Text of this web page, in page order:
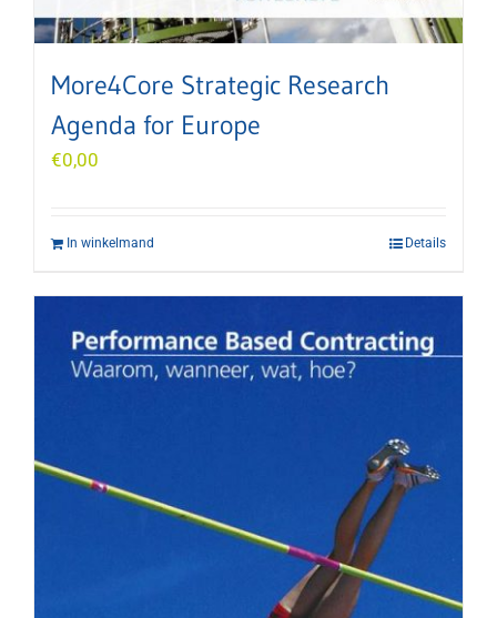
More4Core Strategic Research
Agenda for Europe
€0,00
In winkelmand Details